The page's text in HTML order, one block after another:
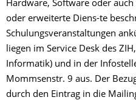
Hardware, Software oder
oder erweiterte Diens-te
Schulungsveranstaltungen
liegen im Service Desk des
Informatik) und in der
Mommsenstr. 9 aus. Der
durch den Eintrag in die